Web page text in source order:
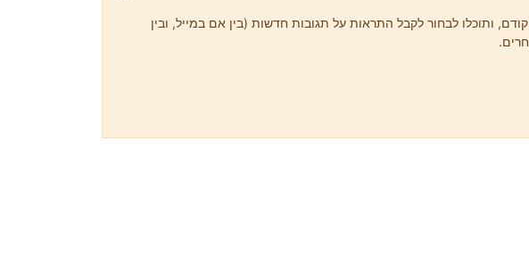
ותוכלו לבחור לקבל התראות על תגובות חדשות (בין אם במייל, ובין